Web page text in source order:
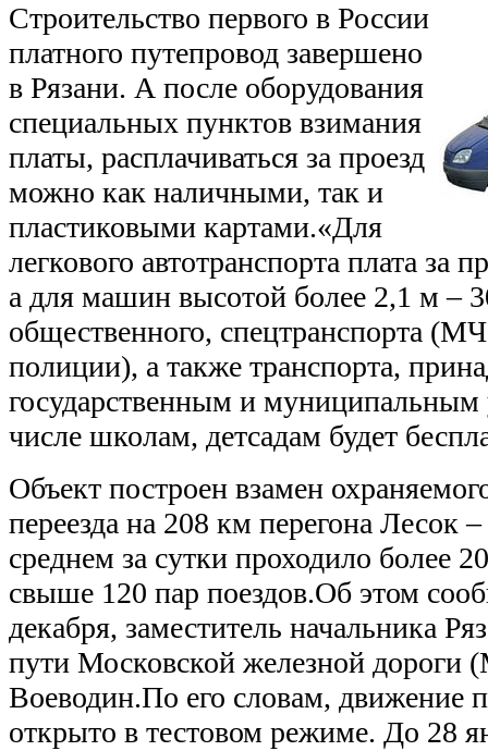
Строительство первого в России
платного путепровод завершено
в Рязани. А после оборудования
специальных пунктов взимания
платы, расплачиваться за проезд
можно как наличными, так и
пластиковыми картами.«Для
легкового автотранспорта плата за
а для машин высотой более 2,1 м –
общественного, спецтранспорта
полиции), а также транспорта,
государственным и
числе школам, детсадам будет
Объект построен взамен
переезда на 208 км перегона Лесок
среднем за сутки проходило более
свыше 120 пар поездов.Об этом
декабря, заместитель начальника
пути Московской железной
Воеводин.По его словам, движение
открыто в тестовом режиме. До 28